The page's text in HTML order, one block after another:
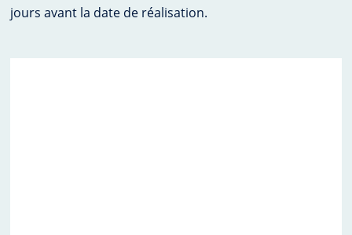
jours avant la date de réalisation.